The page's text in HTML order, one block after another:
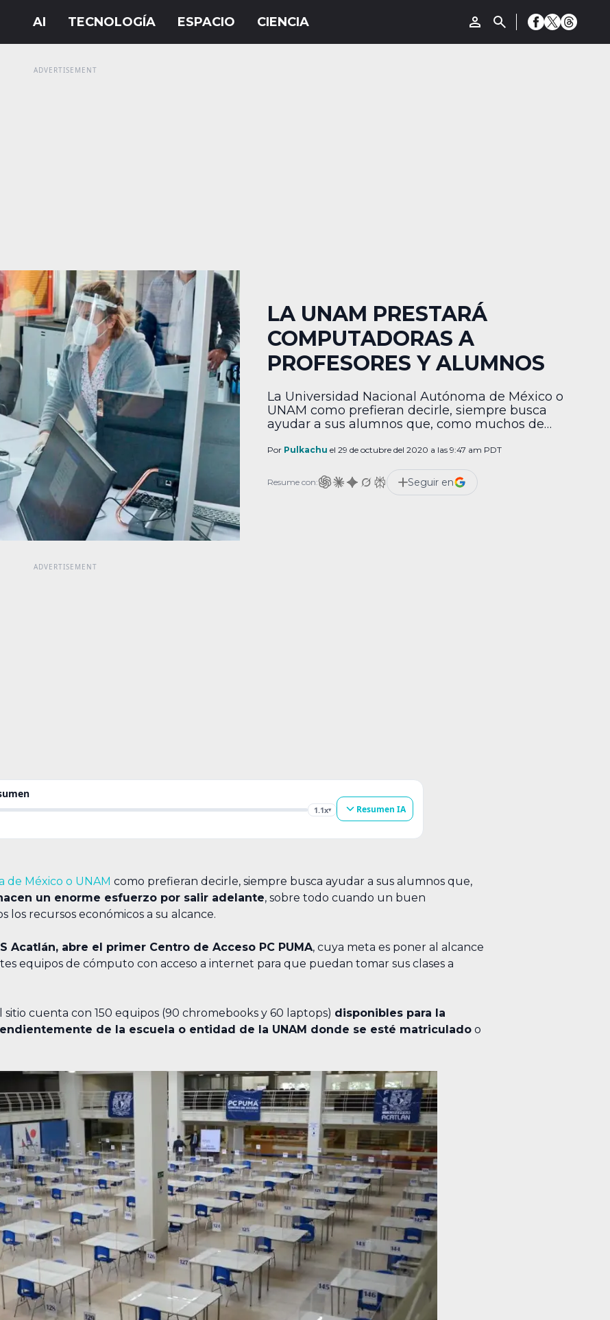
LA UNAM PRESTARÁ
COMPUTADORAS A
PROFESORES Y ALUMNOS
La Universidad Nacional Autónoma de México o
UNAM como prefieran decirle, siempre busca
ayudar a sus alumnos que, como muchos de
salir adelante, sobre todo cuando un buen
económicos a su alcance. Por ello, la UNAM a
través de la […]
Por Pulkachu el 29 de octubre del 2020 a las 9:47 am PDT
Resume con: Seguir en
1.1x▾ Resumen IA
de México o UNAM como prefieran decirle, siempre busca ayudar a sus alumnos que,
un enorme esfuerzo por salir adelante, sobre todo cuando un buen
recursos económicos a su alcance.
Acatlán, abre el primer Centro de Acceso PC PUMA, cuya meta es poner al alcance
equipos de cómputo con acceso a internet para que puedan tomar sus clases a
sitio cuenta con 150 equipos (90 chromebooks y 60 laptops) disponibles para la
de la escuela o entidad de la UNAM donde se esté matriculado o